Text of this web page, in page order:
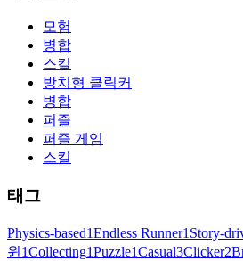
모험
병합
스킬
방치형 클릭커
병합
퍼즐
퍼즐 게임
스킬
태그
Physics-based1Endless Runner1 Story-
윈 1Collecting1Puzzle1Casual3Clicker2